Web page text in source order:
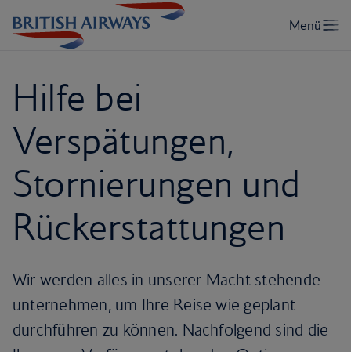
Hilfe bei
Verspätungen,
Stornierungen und
Rückerstattungen
Wir werden alles in unserer Macht stehende
unternehmen, um Ihre Reise wie geplant
durchführen zu können. Nachfolgend sind die